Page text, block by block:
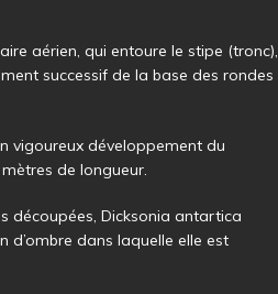
aérien, qui entoure le stipe (tronc),
successif de la base des rondes
vigoureux développement du
de longueur.
découpées, Dicksonia antartica
dans laquelle elle est